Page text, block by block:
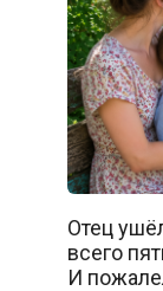
Отец
всего
И